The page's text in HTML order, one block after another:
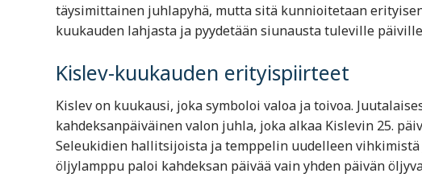
täysimittainen juhlapyhä, mutta sitä kunnioitetaan
kuukauden lahjasta ja pyydetään siunausta tuleville
Kislev-kuukauden erityispiirteet
Kislev on kuukausi, joka symboloi valoa ja toivoa.
kahdeksanpäiväinen valon juhla, joka alkaa Kislevin 25.
Seleukidien hallitsijoista ja temppelin uudelleen
öljylamppu paloi kahdeksan päivää vain yhden päivän